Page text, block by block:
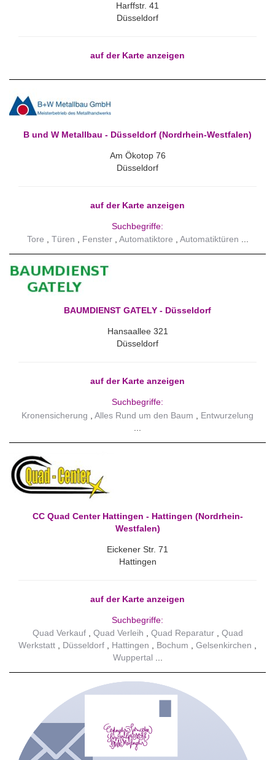
Harffstr. 41
Düsseldorf
auf der Karte anzeigen
B und W Metallbau - Düsseldorf (Nordrhein-Westfalen)
Am Ökotop 76
Düsseldorf
auf der Karte anzeigen
Suchbegriffe:
Tore
Türen Fenster Automatiktore Automatiktüren
BAUMDIENST GATELY - Düsseldorf
Hansaallee 321
Düsseldorf
auf der Karte anzeigen
Suchbegriffe:
Kronensicherung
Alles Rund um den Baum Entwurzelung
CC Quad Center Hattingen - Hattingen (Nordrhein-
Westfalen)
Eickener Str. 71
Hattingen
auf der Karte anzeigen
Suchbegriffe:
Quad Verkauf
Quad Verleih Quad Reparatur
Quad
Werkstatt
Düsseldorf Hattingen Bochum
Gelsenkirchen
Wuppertal